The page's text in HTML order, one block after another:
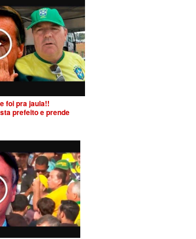
foi pra jaula!!
prefeito e prende